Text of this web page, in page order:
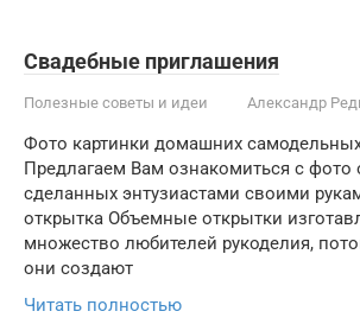
Свадебные приглашения
Полезные советы и идеи Александр
Фото картинки домашних
Предлагаем Вам ознакомиться с фото
сделанных энтузиастами своими
открытка Объемные открытки
множество любителей рукоделия,
они создают
Читать полностью